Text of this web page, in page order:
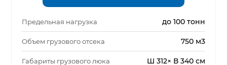
Предельная нагрузка до 100 тонн
Объем грузового отсека 750 м3
Габариты грузового люка Ш 312× В 340 см